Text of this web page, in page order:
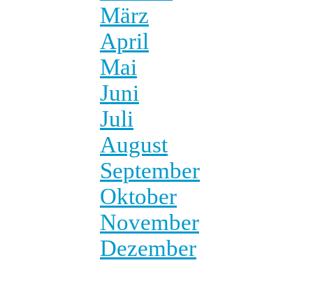
März
April
Mai
Juni
Juli
August
September
Oktober
November
Dezember